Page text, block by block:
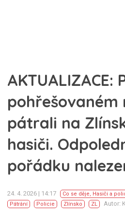
AKTUALIZACE:
pohřešovaném
pátrali na
hasiči.
pořádku
24. 4. 2026 | 14:17 Co se děje, Hasiči a
Pátrání
Policie Zlínsko ZL Autor: